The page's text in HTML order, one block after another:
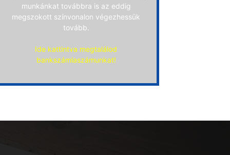
munkánkat továbbra is az eddig
megszokott színvonalon végezhessük
tovább.
Ide kattintva megtalálod
bankszámlaszámunkat!